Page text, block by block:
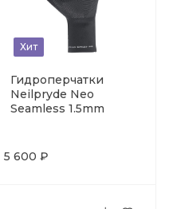
Хит
Гидроперчатки
Neilpryde Neo
Seamless 1.5mm
5 600 ₽